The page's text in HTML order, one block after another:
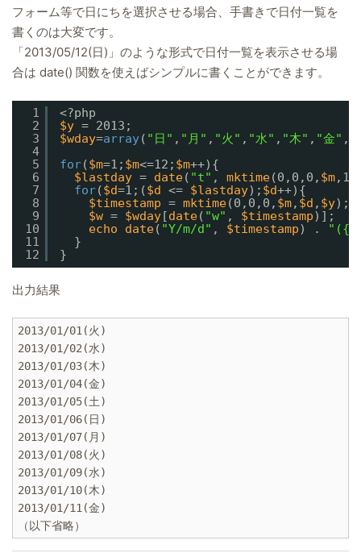
フォーム等で日にちを選択させる場合、手書きで日付一覧を
書くのは大変です。
「2013/05/12(日)」のような形式で日付一覧を表示させる場
合は date() 関数を使えばシンプルに書くことができます。
1
2
3
4
5
6
7
8
9
10
11
12
<?php
$y = 2013;
$wday=array( "日" , "月" , "火" , "水" , "木" , "金" ,
for($m=1; $m<=12; $m++){
$lastday = date( "t" , mktime(0,0,0, $m,1,
for($d=1;($d <= $lastday); $d++){
$timestamp = mktime(0,0,0, $m, $d , $y);
$w = $wday [date( "w" , $timestamp)];
echo
date( "Y/m/d" , $timestamp) .
}
}
出力結果
2013/01/01(火)
2013/01/02(水)
2013/01/03(木)
2013/01/04(金)
2013/01/05(土)
2013/01/06(日)
2013/01/07(月)
2013/01/08(火)
2013/01/09(水)
2013/01/10(木)
2013/01/11(金)